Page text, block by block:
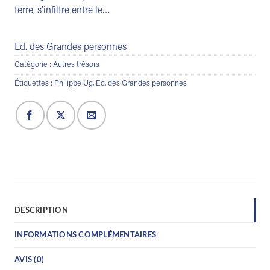
terre, s’infiltre entre le…
Ed. des Grandes personnes
Catégorie : Autres trésors
Étiquettes : Philippe Ug, Ed. des Grandes personnes
DESCRIPTION
INFORMATIONS COMPLÉMENTAIRES
AVIS (0)